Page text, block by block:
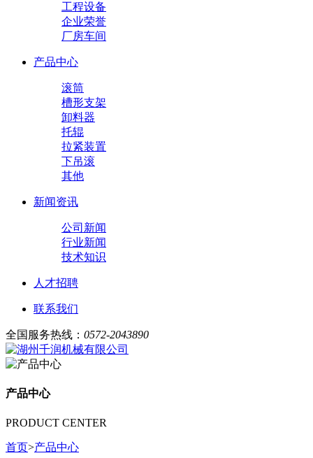
工程设备
企业荣誉
厂房车间
产品中心
滚筒
槽形支架
卸料器
托辊
拉紧装置
下吊滚
其他
新闻资讯
公司新闻
行业新闻
技术知识
人才招聘
联系我们
全国服务热线： 0572-2043890
产品中心
PRODUCT CENTER
首页>产品中心